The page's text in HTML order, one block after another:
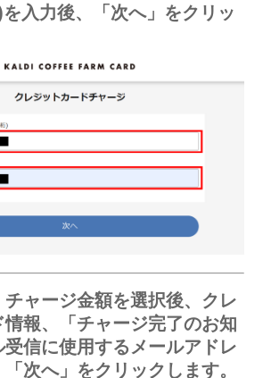
入力後、「次へ」をクリッ
ャージ金額を選択後、クレ
報、
「チャージ完了のお知
受信に使用するメールアドレ
次へ」をクリックします。